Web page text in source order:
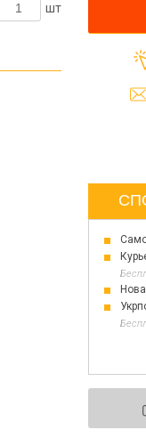
Все для
Все для
Тара для
Базовые
Основы для
Травы для
Глина
1 октября
Украины
шт